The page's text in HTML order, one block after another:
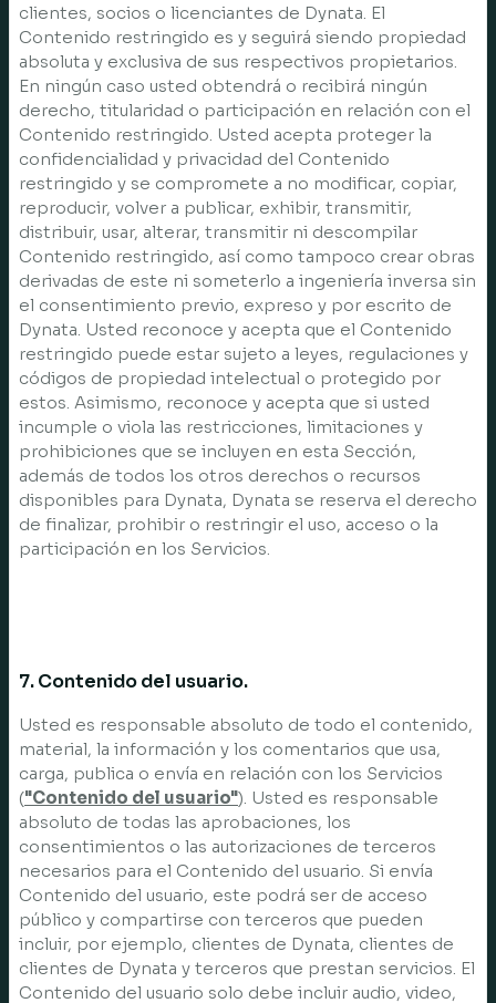
clientes, socios o licenciantes de Dynata. El
Contenido restringido es y seguirá siendo propiedad
absoluta y exclusiva de sus respectivos propietarios.
En ningún caso usted obtendrá o recibirá ningún
derecho, titularidad o participación en relación con el
Contenido restringido. Usted acepta proteger la
confidencialidad y privacidad del Contenido
restringido y se compromete a no modificar, copiar,
reproducir, volver a publicar, exhibir, transmitir,
distribuir, usar, alterar, transmitir ni descompilar
Contenido restringido, así como tampoco crear obras
derivadas de este ni someterlo a ingeniería inversa sin
el consentimiento previo, expreso y por escrito de
Dynata. Usted reconoce y acepta que el Contenido
restringido puede estar sujeto a leyes, regulaciones y
códigos de propiedad intelectual o protegido por
estos. Asimismo, reconoce y acepta que si usted
incumple o viola las restricciones, limitaciones y
prohibiciones que se incluyen en esta Sección,
además de todos los otros derechos o recursos
disponibles para Dynata, Dynata se reserva el derecho
de finalizar, prohibir o restringir el uso, acceso o la
participación en los Servicios.
7. Contenido del usuario.
Usted es responsable absoluto de todo el contenido,
material, la información y los comentarios que usa,
carga, publica o envía en relación con los Servicios
("Contenido del usuario"). Usted es responsable
absoluto de todas las aprobaciones, los
consentimientos o las autorizaciones de terceros
necesarios para el Contenido del usuario. Si envía
Contenido del usuario, este podrá ser de acceso
público y compartirse con terceros que pueden
incluir, por ejemplo, clientes de Dynata, clientes de
clientes de Dynata y terceros que prestan servicios. El
Contenido del usuario solo debe incluir audio, video,